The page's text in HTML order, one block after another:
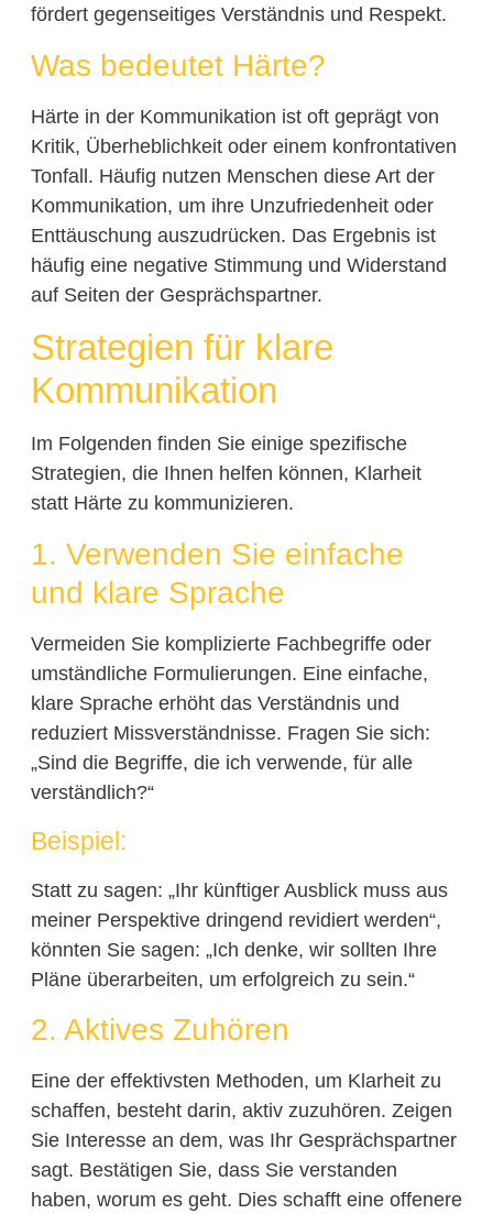
fördert gegenseitiges Verständnis und Respekt.
Was bedeutet Härte?
Härte in der Kommunikation ist oft geprägt von
Kritik, Überheblichkeit oder einem konfrontativen
Tonfall. Häufig nutzen Menschen diese Art der
Kommunikation, um ihre Unzufriedenheit oder
Enttäuschung auszudrücken. Das Ergebnis ist
häufig eine negative Stimmung und Widerstand
auf Seiten der Gesprächspartner.
Strategien für klare
Kommunikation
Im Folgenden finden Sie einige spezifische
Strategien, die Ihnen helfen können, Klarheit
statt Härte zu kommunizieren.
1. Verwenden Sie einfache
und klare Sprache
Vermeiden Sie komplizierte Fachbegriffe oder
umständliche Formulierungen. Eine einfache,
klare Sprache erhöht das Verständnis und
reduziert Missverständnisse. Fragen Sie sich:
„Sind die Begriffe, die ich verwende, für alle
verständlich?“
Beispiel:
Statt zu sagen: „Ihr künftiger Ausblick muss aus
meiner Perspektive dringend revidiert werden“,
könnten Sie sagen: „Ich denke, wir sollten Ihre
Pläne überarbeiten, um erfolgreich zu sein.“
2. Aktives Zuhören
Eine der effektivsten Methoden, um Klarheit zu
schaffen, besteht darin, aktiv zuzuhören. Zeigen
Sie Interesse an dem, was Ihr Gesprächspartner
sagt. Bestätigen Sie, dass Sie verstanden
haben, worum es geht. Dies schafft eine offenere